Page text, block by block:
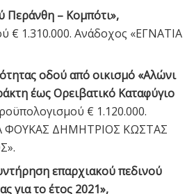
Περάνθη – Κομπότι»,
€ 1.310.000. Ανάδοχος «ΕΓΝΑΤΙΑ
οδού από οικισμό «Αλώνι
έως Ορειβατικό Καταφύγιο
€ 1.120.000.
ΦΟΥΚΑΣ ΔΗΜΗΤΡΙΟΣ ΚΩΣΤΑΣ
επαρχιακού πεδινού
για το έτος 2021»,